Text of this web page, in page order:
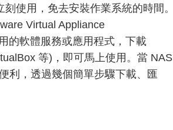
使用，免去安裝作業系統的時間。
Virtual Appliance
的軟體服務或應用程式，下載
等)，即可馬上使用。當 NAS
利，透過幾個簡單步驟下載、匯